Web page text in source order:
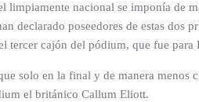
limpiamente nacional se imponía de
declarado poseedores de estas dos
tercer cajón del pódium, que fue para
solo en la final y de manera
el británico Callum Eliott.